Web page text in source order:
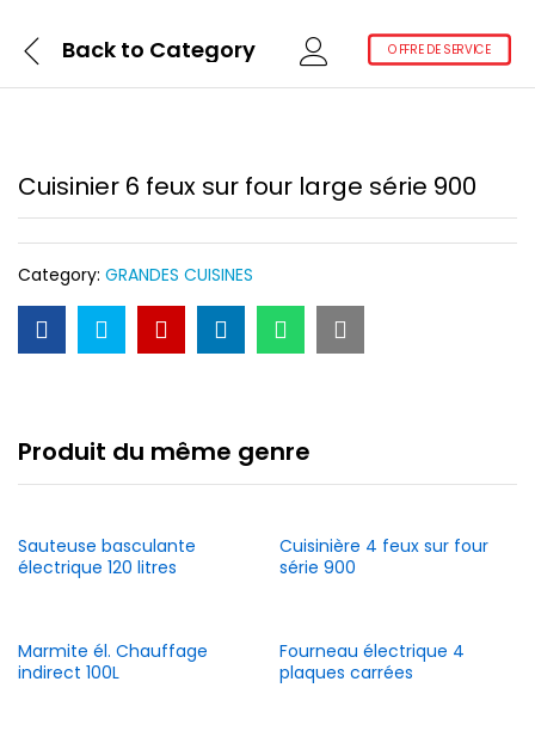
Back to Category OFFRE DE SERVICE
Cuisinier 6 feux sur four large série 900
Category: GRANDES CUISINES
Produit du même genre
Sauteuse basculante
électrique 120 litres
Cuisinière 4 feux sur four
série 900
Marmite él. Chauffage
indirect 100L
Fourneau électrique 4
plaques carrées